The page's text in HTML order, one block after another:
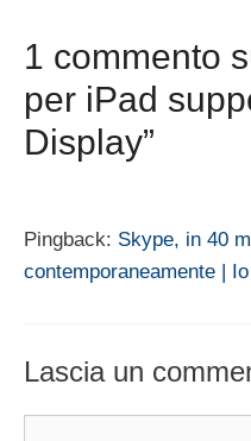
1 commento
per iPad
Display”
Pingback: Skype, in 40
contemporaneamente |
Lascia un